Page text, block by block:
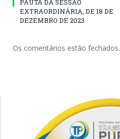
PAUTA DA SESSÃO
EXTRAORDINÁRIA, DE 18 DE
DEZEMBRO DE 2023
Os comentários estão fechados.